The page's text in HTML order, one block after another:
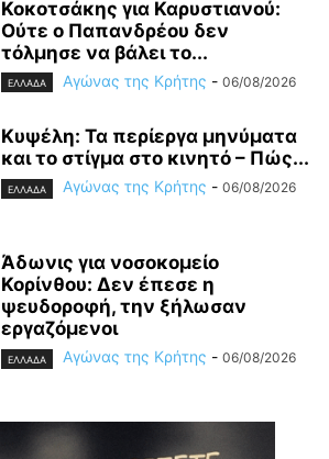
Κοκοτσάκης για Καρυστιανού:
Ούτε ο Παπανδρέου δεν
τόλμησε να βάλει το...
ΕΛΛΑΔΑ Αγώνας της Κρήτης - 06/08/2026
Κυψέλη: Τα περίεργα μηνύματα
και το στίγμα στο κινητό – Πώς...
ΕΛΛΑΔΑ Αγώνας της Κρήτης - 06/08/2026
Άδωνις για νοσοκομείο
Κορίνθου: Δεν έπεσε η
ψευδοροφή, την ξήλωσαν
εργαζόμενοι
ΕΛΛΑΔΑ Αγώνας της Κρήτης - 06/08/2026